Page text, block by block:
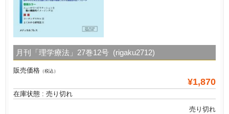
月刊「理学療法」27巻12号 (rigaku2712)
販売価格 （税込）
¥1,870
在庫状態 : 売り切れ
売り切れ